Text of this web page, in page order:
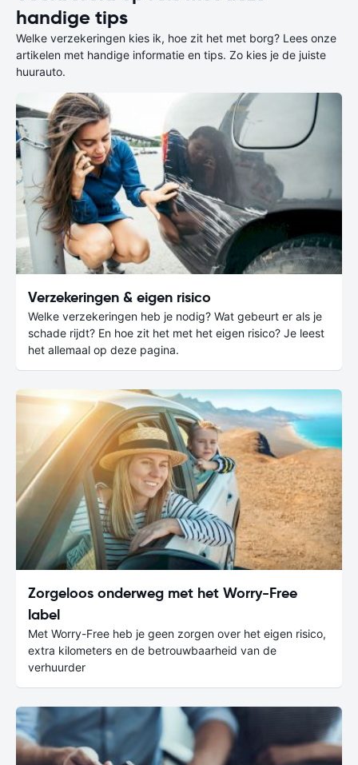
handige tips
Welke verzekeringen kies ik, hoe zit het met borg? Lees onze
artikelen met handige informatie en tips. Zo kies je de juiste
huurauto.
Verzekeringen & eigen risico
Welke verzekeringen heb je nodig? Wat gebeurt er als je
schade rijdt? En hoe zit het met het eigen risico? Je leest
het allemaal op deze pagina.
Zorgeloos onderweg met het Worry-Free
label
Met Worry-Free heb je geen zorgen over het eigen risico,
extra kilometers en de betrouwbaarheid van de
verhuurder